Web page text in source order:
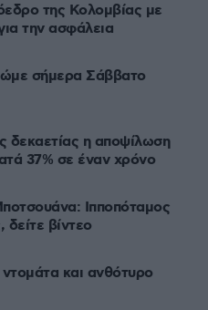
της Κολομβίας με
την ασφάλεια
σήμερα Σάββατο
δεκαετίας η αποψίλωση
37% σε έναν χρόνο
Ιπποπόταμος
βίντεο
και ανθότυρο